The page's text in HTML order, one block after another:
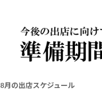
8月の出店スケジュール